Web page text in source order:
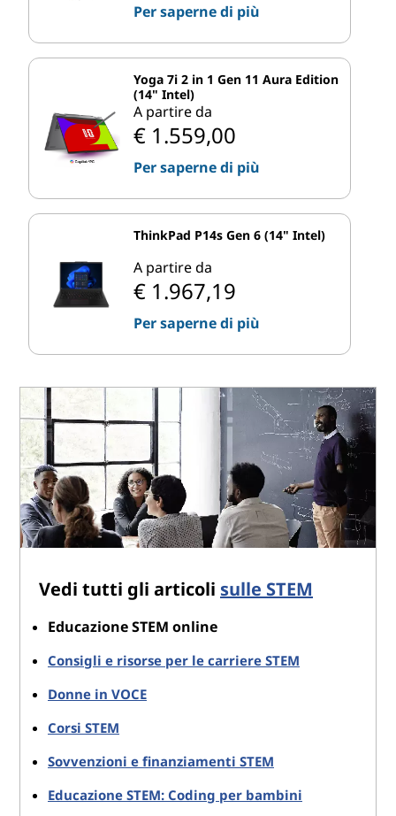
Per saperne di più
Yoga 7i 2 in 1 Gen 11 Aura Edition
(14" Intel)
A partire da
€ 1.559,00
Per saperne di più
ThinkPad P14s Gen 6 (14" Intel)
A partire da
€ 1.967,19
Per saperne di più
Vedi tutti gli articoli sulle STEM
Educazione STEM online
Consigli e risorse per le carriere STEM
Donne in VOCE
Corsi STEM
Sovvenzioni e finanziamenti STEM
Educazione STEM: Coding per bambini